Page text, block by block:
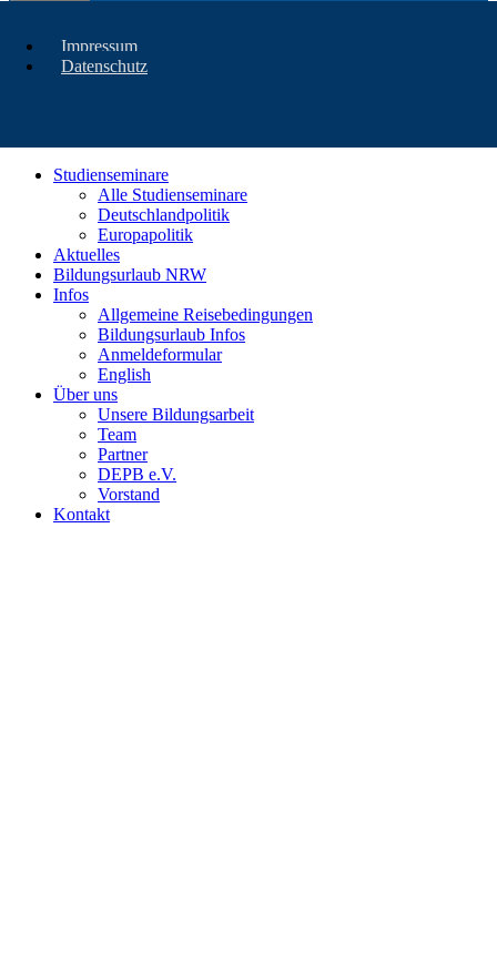
Impressum
Datenschutz
Studienseminare
Alle Studienseminare
Deutschlandpolitik
Europapolitik
Aktuelles
Bildungsurlaub NRW
Infos
Allgemeine Reisebedingungen
Bildungsurlaub Infos
Anmeldeformular
English
Über uns
Unsere Bildungsarbeit
Team
Partner
DEPB e.V.
Vorstand
Kontakt